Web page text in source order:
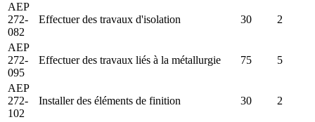
AEP
272-
082
Effectuer des travaux d'isolation 30 2
AEP
272-
095
Effectuer des travaux liés à la métallurgie 75 5
AEP
272-
102
Installer des éléments de finition 30 2